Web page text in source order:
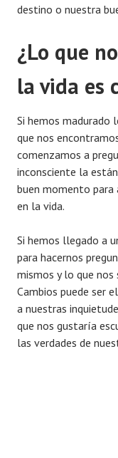
destino o nuestra
¿Lo que
la vida es
Si hemos madurado
que nos
comenzamos a
inconsciente la
buen momento para
en la vida.
Si hemos llegado a
para hacernos
mismos y lo que
Cambios puede ser
a nuestras
que nos gustaría
las verdades de